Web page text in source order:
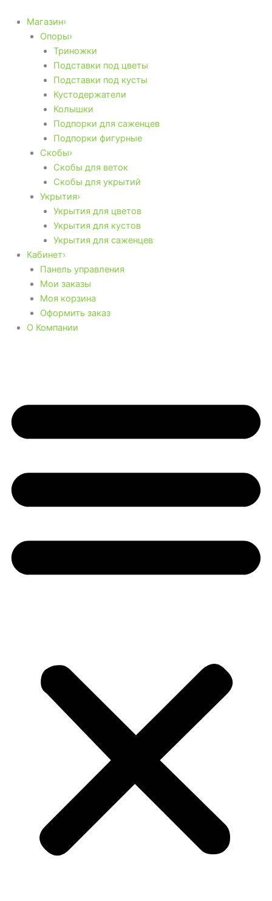
содержимому
Магазин›
Опоры›
Триножки
Подставки под цветы
Подставки под кусты
Кустодержатели
Колышки
Подпорки для саженцев
Подпорки фигурные
Скобы›
Скобы для веток
Скобы для укрытий
Укрытия›
Укрытия для цветов
Укрытия для кустов
Укрытия для саженцев
Кабинет›
Панель управления
Мои заказы
Моя корзина
Оформить заказ
О Компании
товара
350*100мм